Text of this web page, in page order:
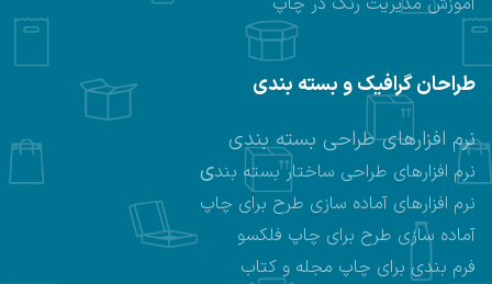
طراحان گرافیک و بسته بندی
نرم افزارهای طراحی بسته بندی
نرم افزارهای طراحی ساختار بسته بندی
نرم افزارهای آماده سازی طرح برای چاپ
آماده سازی طرح برای چاپ فلکسو
فرم بندی برای چاپ مجله و کتاب